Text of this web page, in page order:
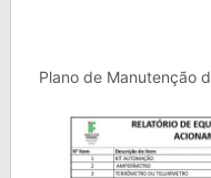
Plano de Manutenção